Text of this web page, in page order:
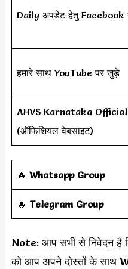
Daily अपडेट हेतु Facebook
हमारे साथ YouTube पर जुड़ें
AHVS Karnataka
(ऑफिशियल वेबसाइट)
‎️‍🔥 Whatsapp Group
‎️‍🔥 Telegram Group
Note: आप सभी से निवेदन है
को आप अपने दोस्तों के साथ